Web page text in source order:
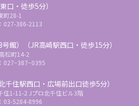
口・徒歩5分）
町28-1
027-386-2113
館）（JR高崎駅西口・徒歩15分）
松町14-2
027−387−0395
千住駅西口・広場前出口徒歩5分）
住1-11-2 Jプロ北千住ビル3階
03-5284-8996